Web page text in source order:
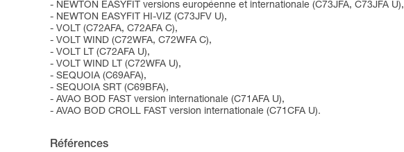
- NEWTON EASYFIT versions européenne et internationale (C73JFA, C73JFA U),
- NEWTON EASYFIT HI-VIZ (C73JFV U),
- VOLT (C72AFA, C72AFA C),
- VOLT WIND (C72WFA, C72WFA C),
- VOLT LT (C72AFA U),
- VOLT WIND LT (C72WFA U),
- SEQUOIA (C69AFA),
- SEQUOIA SRT (C69BFA),
- AVAO BOD FAST version internationale (C71AFA U),
- AVAO BOD CROLL FAST version internationale (C71CFA U).
Références